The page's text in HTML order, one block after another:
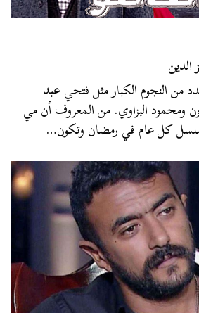
من النجوم الكبار مثل فتحيعبد
ومحمود البزاوي. من المعروف أن مي
كل عام في رمضان وتكون…